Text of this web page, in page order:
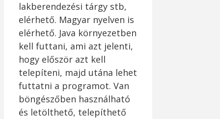
lakberendezési tárgy stb,
elérhető. Magyar nyelven is
elérhető. Java környezetben
kell futtani, ami azt jelenti,
hogy először azt kell
telepíteni, majd utána lehet
futtatni a programot. Van
böngészőben használható
és letölthető, telepíthető